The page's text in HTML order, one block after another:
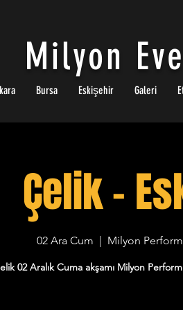
Bursa Eskişehir Galeri
Milyon
Çelik -
02 Ara Cum
  |
Milyon
02 Aralık Cuma akşamı Milyon